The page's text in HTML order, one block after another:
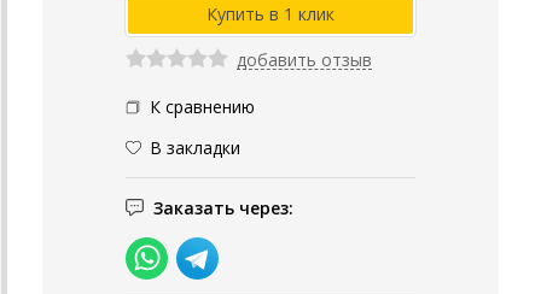
добавить отзыв
К сравнению
В закладки
Заказать через: